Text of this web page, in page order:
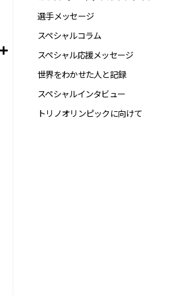
選手メッセージ
スペシャルコラム
スペシャル応援メッセージ
世界をわかせた人と記録
スペシャルインタビュー
トリノオリンピックに向けて